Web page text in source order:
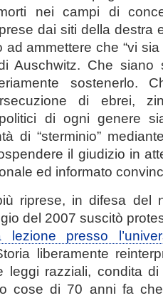
nei campi di
dai siti della destra
ammettere che “vi
Auschwitz. Che siano
sostenerlo.
di ebrei,
di ogni genere
di “sterminio”
il giudizio in
ed informato
riprese, in difesa del
del 2007 suscitò
presso
liberamente
leggi razziali, condita di
cose di 70 anni fa